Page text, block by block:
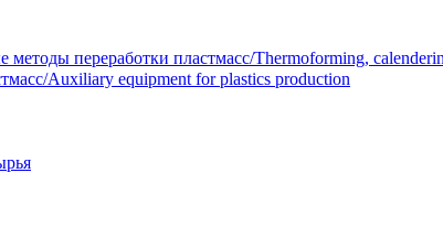
переработки пластмасс/Thermoforming,
Auxiliary equipment for plastics production